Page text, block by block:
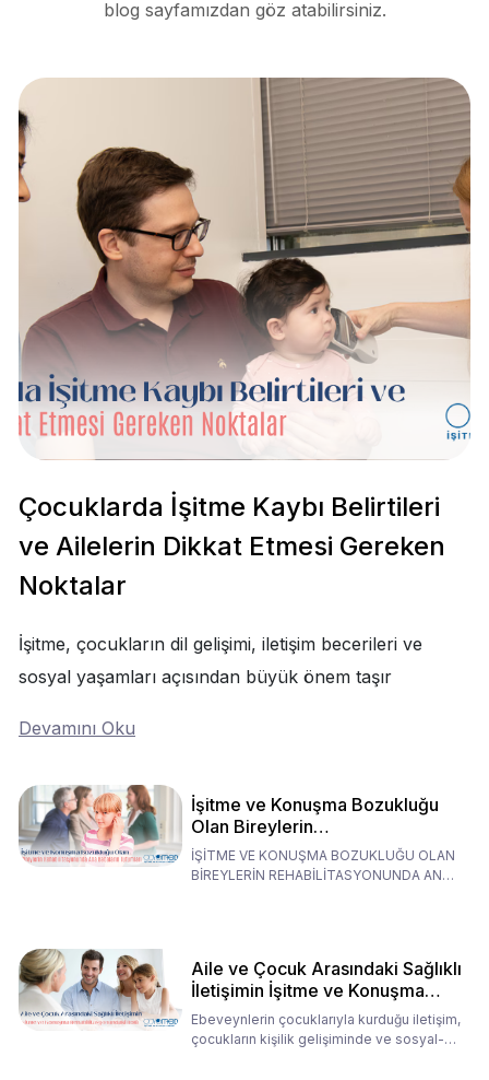
blog sayfamızdan göz atabilirsiniz.
Çocuklarda İşitme Kaybı Belirtileri
ve Ailelerin Dikkat Etmesi Gereken
Noktalar
İşitme, çocukların dil gelişimi, iletişim becerileri ve
sosyal yaşamları açısından büyük önem taşır
Devamını Oku
İşitme ve Konuşma Bozukluğu
Olan Bireylerin
Rehabilitasyonunda Ana
Babaların Tutumları
İŞİTME VE KONUŞMA BOZUKLUĞU OLAN
BİREYLERİN REHABİLİTASYONUNDA ANA
Aile ve Çocuk Arasındaki Sağlıklı
İletişimin İşitme ve Konuşma
Rehabilitasyonundaki Rolü
Ebeveynlerin çocuklarıyla kurduğu iletişim,
çocukların kişilik gelişiminde ve sosyal-